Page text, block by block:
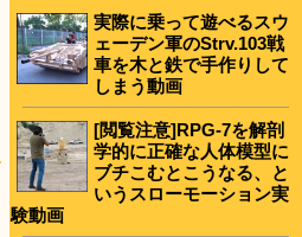
実際に乗って遊べるスウ
ェーデン軍のStrv.103戦
車を木と鉄で手作りして
しまう動画
[閲覧注意]RPG-7を解剖
学的に正確な人体模型に
ブチこむとこうなる、と
いうスローモーション実
験動画